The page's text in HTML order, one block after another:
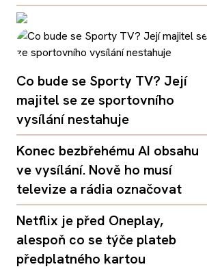
Co bude se Sporty TV? Její
majitel se ze sportovního
vysílání nestahuje
Konec bezbřehému AI obsahu
ve vysílání. Nově ho musí
televize a rádia označovat
Netflix je před Oneplay,
alespoň co se týče plateb
předplatného kartou